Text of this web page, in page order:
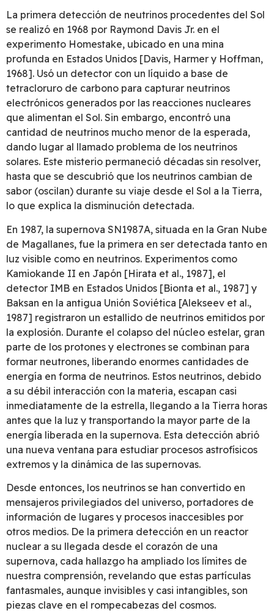
La primera detección de neutrinos procedentes del Sol
se realizó en 1968 por Raymond Davis Jr. en el
experimento Homestake, ubicado en una mina
profunda en Estados Unidos [Davis, Harmer y Hoffman,
1968]. Usó un detector con un líquido a base de
tetracloruro de carbono para capturar neutrinos
electrónicos generados por las reacciones nucleares
que alimentan el Sol. Sin embargo, encontró una
cantidad de neutrinos mucho menor de la esperada,
dando lugar al llamado problema de los neutrinos
solares. Este misterio permaneció décadas sin resolver,
hasta que se descubrió que los neutrinos cambian de
sabor (oscilan) durante su viaje desde el Sol a la Tierra,
lo que explica la disminución detectada.
En 1987, la supernova SN1987A, situada en la Gran Nube
de Magallanes, fue la primera en ser detectada tanto en
luz visible como en neutrinos. Experimentos como
Kamiokande II en Japón [Hirata et al., 1987], el
detector IMB en Estados Unidos [Bionta et al., 1987] y
Baksan en la antigua Unión Soviética [Alekseev et al.,
1987] registraron un estallido de neutrinos emitidos por
la explosión. Durante el colapso del núcleo estelar, gran
parte de los protones y electrones se combinan para
formar neutrones, liberando enormes cantidades de
energía en forma de neutrinos. Estos neutrinos, debido
a su débil interacción con la materia, escapan casi
inmediatamente de la estrella, llegando a la Tierra horas
antes que la luz y transportando la mayor parte de la
energía liberada en la supernova. Esta detección abrió
una nueva ventana para estudiar procesos astrofísicos
extremos y la dinámica de las supernovas.
Desde entonces, los neutrinos se han convertido en
mensajeros privilegiados del universo, portadores de
información de lugares y procesos inaccesibles por
otros medios. De la primera detección en un reactor
nuclear a su llegada desde el corazón de una
supernova, cada hallazgo ha ampliado los límites de
nuestra comprensión, revelando que estas partículas
fantasmales, aunque invisibles y casi intangibles, son
piezas clave en el rompecabezas del cosmos.